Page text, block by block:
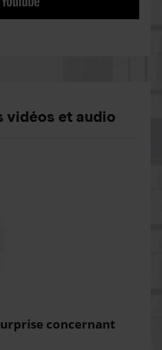
vidéos et audio
concernant